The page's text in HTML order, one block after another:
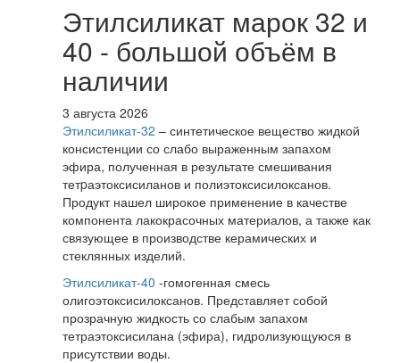
Этилсиликат марок 32 и
40 - большой объём в
наличии
3 августа 2026
Этилсиликат-32 – синтетическое вещество жидкой
консистенции со слабо выраженным запахом
эфира, полученная в результате смешивания
тетpаэтоксисиланов и полиэтоксисилоксанов.
Продукт нашел широкое применение в качестве
компонента лакокрасочных материалов, а также как
связующее в производстве керамических и
стеклянных изделий.
Этилсиликат-40 -гомогенная смесь
олигоэтоксисилоксанов. Представляет собой
прозрачную жидкость со слабым запахом
тетраэтоксисилана (эфира), гидролизующуюся в
присутствии воды.